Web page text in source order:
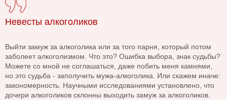
Невесты алкоголиков
Выйти замуж за алкоголика или за того парня, который потом
заболеет алкоголизмом. Что это? Ошибка выбора, знак судьбы?
Можете со мной не соглашаться, даже побить меня камнями,
но это судьба - заполучить мужа-алкоголика. Или скажем иначе:
закономерность. Научными исследованиями установлено, что
дочери алкоголиков склонны выходить замуж за алкоголиков.